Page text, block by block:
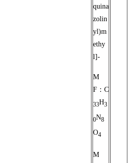
quina
zolin
yl)m
ethy
l]-
M
F：C
33H3
0N8
O4
M